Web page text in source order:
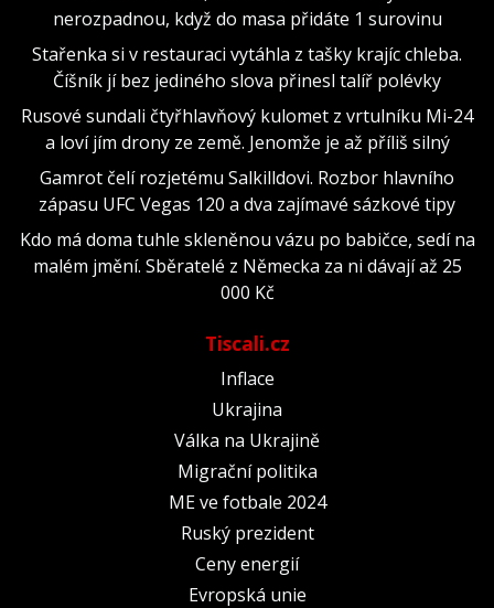
nerozpadnou, když do masa přidáte 1 surovinu
Stařenka si v restauraci vytáhla z tašky krajíc chleba.
Číšník jí bez jediného slova přinesl talíř polévky
Rusové sundali čtyřhlavňový kulomet z vrtulníku Mi-24
a loví jím drony ze země. Jenomže je až příliš silný
Gamrot čelí rozjetému Salkilldovi. Rozbor hlavního
zápasu UFC Vegas 120 a dva zajímavé sázkové tipy
Kdo má doma tuhle skleněnou vázu po babičce, sedí na
malém jmění. Sběratelé z Německa za ni dávají až 25
000 Kč
Tiscali.cz
Inflace
Ukrajina
Válka na Ukrajině
Migrační politika
ME ve fotbale 2024
Ruský prezident
Ceny energií
Evropská unie